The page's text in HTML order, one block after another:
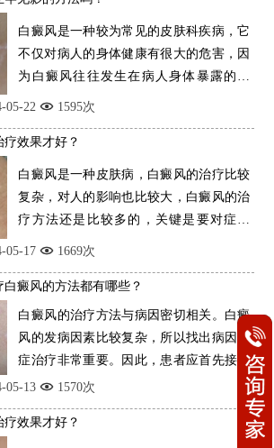
白癜风是一种较为常见的皮肤科疾病，它
不仅对病人的身体健康有很大的危害，因
为白癜风往往发生在病人身体暴露的地
方，对病人
05-22 1595次
效果才好？
白癜风是一种皮肤病，白癜风的治疗比较
复杂，对人的影响也比较大，白癜风的治
疗方法还是比较多的，关键是要对症治
疗，每个人的病
05-17 1669次
白癜风的方法都有哪些？
白癜风的治疗方法与病因密切相关。白癜
风的发病因素比较复杂，所以找出病因对
症治疗非常重要。因此，患者应首先接受
专业科
05-13 1570次
效果才好？